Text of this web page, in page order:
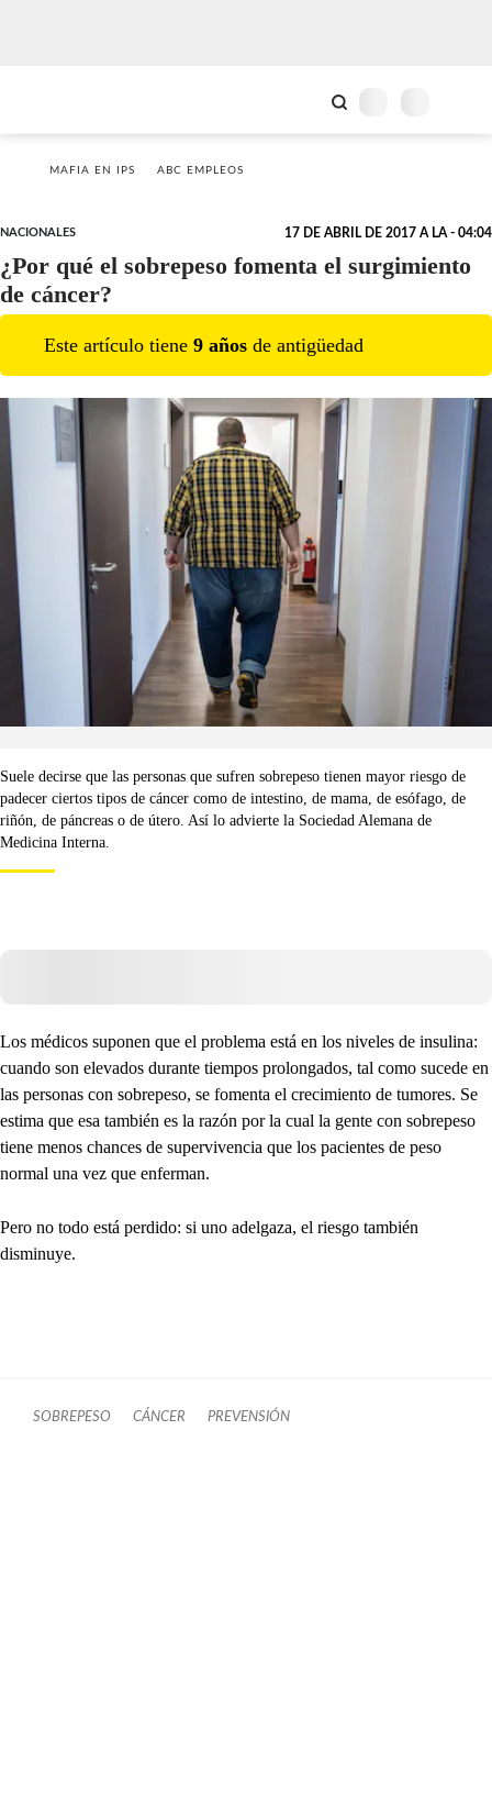
MAFIA EN IPS ABC EMPLEOS
NACIONALES 17 DE ABRIL DE 2017 A LA - 04:04
¿Por qué el sobrepeso fomenta el surgimiento
de cáncer?
Este artículo tiene 9 años de antigüedad
Suele decirse que las personas que sufren sobrepeso tienen mayor riesgo de
padecer ciertos tipos de cáncer como de intestino, de mama, de esófago, de
riñón, de páncreas o de útero. Así lo advierte la Sociedad Alemana de
Medicina Interna.
Los médicos suponen que el problema está en los niveles de insulina:
cuando son elevados durante tiempos prolongados, tal como sucede en
las personas con sobrepeso, se fomenta el crecimiento de tumores. Se
estima que esa también es la razón por la cual la gente con sobrepeso
tiene menos chances de supervivencia que los pacientes de peso
normal una vez que enferman.
Pero no todo está perdido: si uno adelgaza, el riesgo también
disminuye.
SOBREPESO CÁNCER PREVENSIÓN